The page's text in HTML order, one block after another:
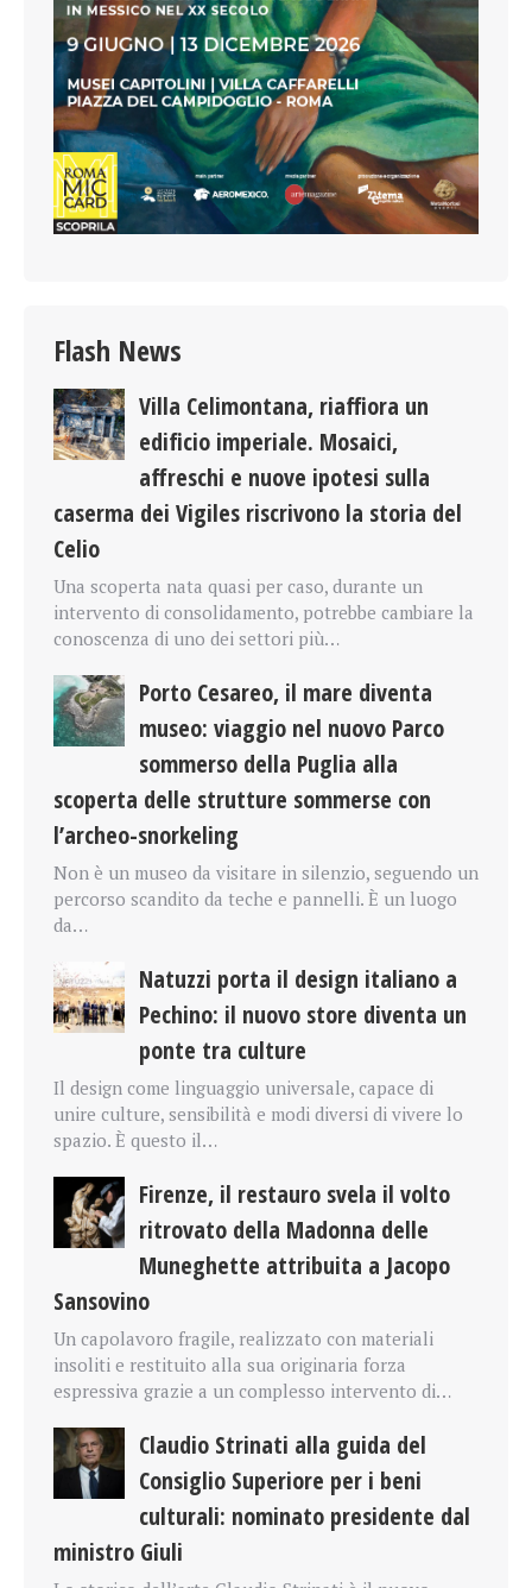
Flash News
Villa Celimontana, riaffiora un
edificio imperiale. Mosaici,
affreschi e nuove ipotesi sulla
caserma dei Vigiles riscrivono la storia del
Celio
Una scoperta nata quasi per caso, durante un
intervento di consolidamento, potrebbe cambiare la
conoscenza di uno dei settori più…
Porto Cesareo, il mare diventa
museo: viaggio nel nuovo Parco
sommerso della Puglia alla
scoperta delle strutture sommerse con
l’archeo-snorkeling
Non è un museo da visitare in silenzio, seguendo un
percorso scandito da teche e pannelli. È un luogo
da…
Natuzzi porta il design italiano a
Pechino: il nuovo store diventa un
ponte tra culture
Il design come linguaggio universale, capace di
unire culture, sensibilità e modi diversi di vivere lo
spazio. È questo il…
Firenze, il restauro svela il volto
ritrovato della Madonna delle
Muneghette attribuita a Jacopo
Sansovino
Un capolavoro fragile, realizzato con materiali
insoliti e restituito alla sua originaria forza
espressiva grazie a un complesso intervento di…
Claudio Strinati alla guida del
Consiglio Superiore per i beni
culturali: nominato presidente dal
ministro Giuli